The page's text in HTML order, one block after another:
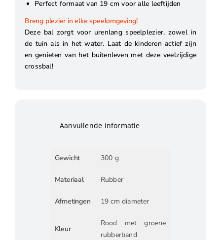
Perfect formaat van 19 cm voor alle leeftijden
Breng plezier in elke speelomgeving!
Deze bal zorgt voor urenlang speelplezier, zowel in
de tuin als in het water. Laat de kinderen actief zijn
en genieten van het buitenleven met deze veelzijdige
crossbal!
Aanvullende informatie
Gewicht 300 g
Materiaal Rubber
Afmetingen 19 cm diameter
Kleur
Rood met groene
rubberband